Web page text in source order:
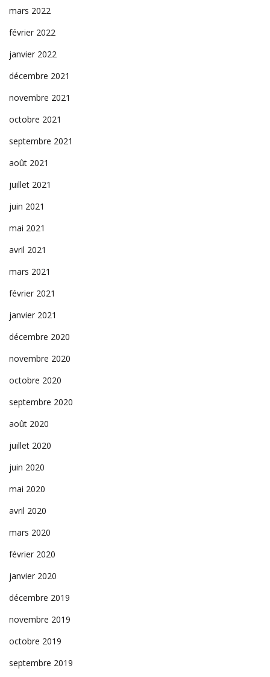
mars 2022
février 2022
janvier 2022
décembre 2021
novembre 2021
octobre 2021
septembre 2021
août 2021
juillet 2021
juin 2021
mai 2021
avril 2021
mars 2021
février 2021
janvier 2021
décembre 2020
novembre 2020
octobre 2020
septembre 2020
août 2020
juillet 2020
juin 2020
mai 2020
avril 2020
mars 2020
février 2020
janvier 2020
décembre 2019
novembre 2019
octobre 2019
septembre 2019